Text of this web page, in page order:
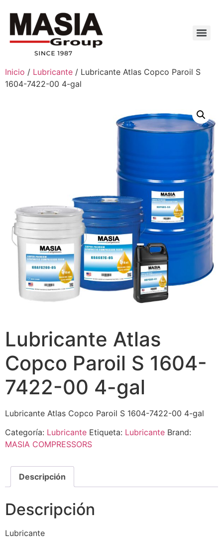
Inicio / Lubricante / Lubricante Atlas Copco Paroil S
1604-7422-00 4-gal
Lubricante Atlas
Copco Paroil S 1604-
7422-00 4-gal
Lubricante Atlas Copco Paroil S 1604-7422-00 4-gal
Categoría: Lubricante Etiqueta: Lubricante Brand:
MASIA COMPRESSORS
Descripción
Descripción
Lubricante